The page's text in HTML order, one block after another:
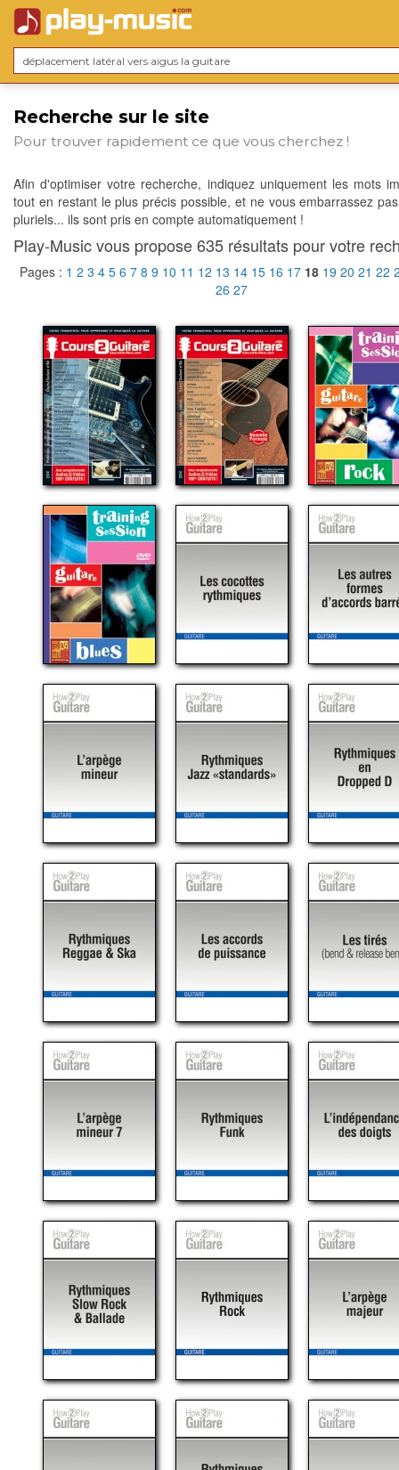
Recherche sur le site
Pour trouver rapidement ce que vous cherchez !
Afin d'optimiser votre recherche, indiquez uniquement les mots
tout en restant le plus précis possible, et ne vous embarrassez
pluriels... ils sont pris en compte automatiquement !
Play-Music vous propose 635 résultats pour votre
Pages : 1 2 3 4 5 6 7 8 9 10 11 12 13 14 15 16 17 18 19 20 21 22
26 27